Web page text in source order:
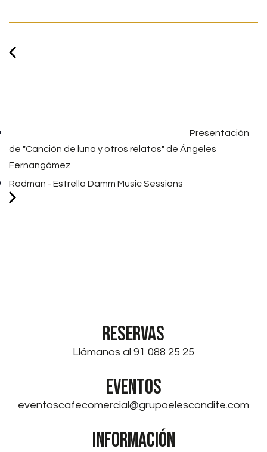
Presentación
de "Canción de luna y otros relatos" de Ángeles
Fernangómez
Rodman - Estrella Damm Music Sessions
RESERVAS
Llámanos al 91 088 25 25
EVENTOS
eventoscafecomercial@grupoelescondite.com
INFORMACIÓN